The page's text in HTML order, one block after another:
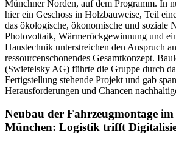
Münchner Norden, auf dem Programm. In
hier ein Geschoss in Holzbauweise, Teil
das ökologische, ökonomische und soziale
Photovoltaik, Wärmerückgewinnung und
Haustechnik unterstreichen den Anspruch
ressourcenschonendes Gesamtkonzept.
(Swietelsky AG) führte die Gruppe durch
Fertigstellung stehende Projekt und gab
Herausforderungen und Chancen
Neubau der Fahrzeugmontage
München: Logistik trifft